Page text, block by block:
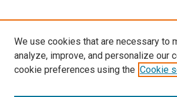
We use cookies that are necessary to
analyze, improve, and personalize our
cookie preferences using the Cookie